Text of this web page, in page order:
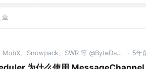
章
参与 Node.js、MobX、Snowpack、SWR 等 @ByteDance · 5年